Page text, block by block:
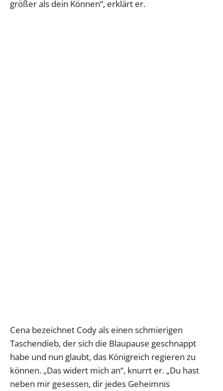
größer als dein Können“, erklärt er.
Cena bezeichnet Cody als einen schmierigen
Taschendieb, der sich die Blaupause geschnappt
habe und nun glaubt, das Königreich regieren zu
können. „Das widert mich an“, knurrt er. „Du hast
neben mir gesessen, dir jedes Geheimnis